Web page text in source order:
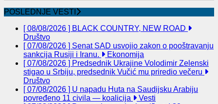
POSLEDNJE VESTI
[ 08/08/2026 ] BLACK COUNTRY, NEW ROAD
Društvo
[ 07/08/2026 ] Senat SAD usvojio zakon o pooštravanju
sankcija Rusiji i Iranu.
Ekonomija
[ 07/08/2026 ] Predsednik Ukrajine Volodimir Zelenski
stigao u Srbiju, predsednik Vučić mu priredio večeru
Društvo
[ 07/08/2026 ] U napadu Huta na Saudijsku Arabiju
povređeno 11 civila — koalicija
Vesti